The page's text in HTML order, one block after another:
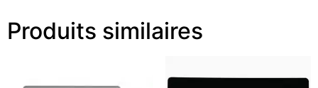
Produits similaires